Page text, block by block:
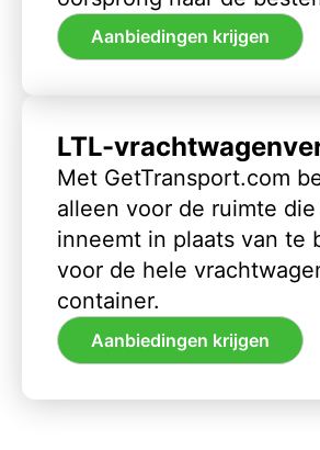
Aanbiedingen krijgen
LTL-
Met GetTransport.com
alleen voor de ruimte
inneemt in plaats van te
voor de hele
container.
Aanbiedingen krijgen